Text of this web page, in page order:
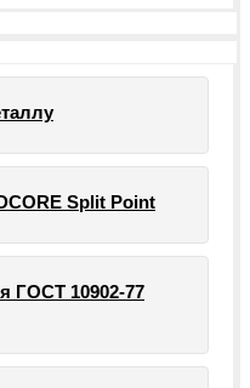
Split Point
ГОСТ 10902-77